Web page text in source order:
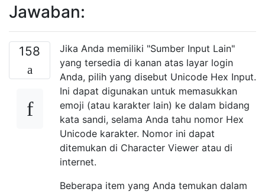
Jawaban:
158
Jika Anda memiliki "Sumber Input Lain"
yang tersedia di kanan atas layar login
Anda, pilih yang disebut Unicode Hex Input.
Ini dapat digunakan untuk memasukkan
emoji (atau karakter lain) ke dalam bidang
kata sandi, selama Anda tahu nomor Hex
Unicode karakter. Nomor ini dapat
ditemukan di Character Viewer atau di
internet.
Beberapa item yang Anda temukan dalam